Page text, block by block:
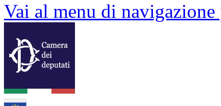
Vai al menu di